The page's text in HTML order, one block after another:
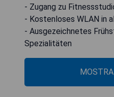
- Zugang zu
- Kostenloses WLAN in
- Ausgezeichnetes
Spezialitäten